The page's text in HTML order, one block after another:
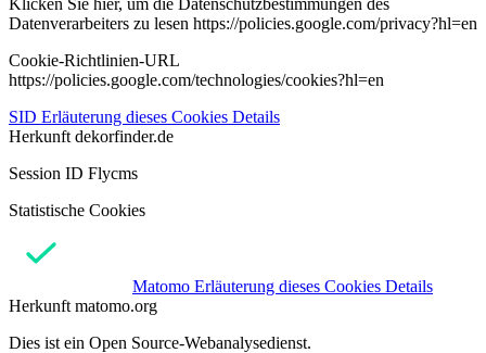
Datenverarbeiters zu lesen https://policies.google.com/privacy?hl=en
Cookie-Richtlinien-URL
https://policies.google.com/technologies/cookies?hl=en
SID Erläuterung dieses Cookies Details
Herkunft dekorfinder.de
Session ID Flycms
Statistische Cookies
Matomo Erläuterung dieses Cookies Details
Herkunft matomo.org
Dies ist ein Open Source-Webanalysedienst.